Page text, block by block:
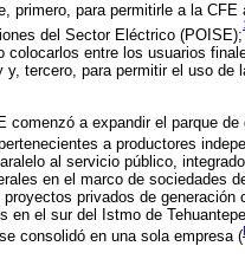
primero, para permitirle a la
del Sector Eléctrico (POISE);
entre los usuarios
tercero, para permitir el uso de
a expandir el parque de
a productores
al servicio público,
en el marco de sociedades
privados de generación
en el sur del Istmo de
consolidó en una sola empresa (